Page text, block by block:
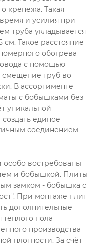
крепежа. Такая
и усилия при
труба укладывается
Такое расстояние
обогрева
с помощью
смещение труб во
В ассортименте
с бобышками без
уникальной
единое
соединением
особо востребованы
и бобышкой. Плиты
замком - бобышка с
При монтаже плит
дополнительные
пола
производства
плотности. За счёт